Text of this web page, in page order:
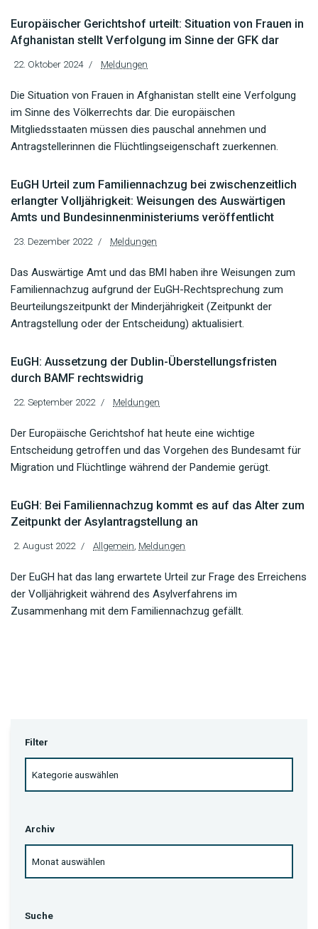
Europäischer Gerichtshof urteilt: Situation von Frauen in
Afghanistan stellt Verfolgung im Sinne der GFK dar
22. Oktober 2024 Meldungen
Die Situation von Frauen in Afghanistan stellt eine Verfolgung
im Sinne des Völkerrechts dar. Die europäischen
Mitgliedsstaaten müssen dies pauschal annehmen und
Antragstellerinnen die Flüchtlingseigenschaft zuerkennen.
EuGH Urteil zum Familiennachzug bei zwischenzeitlich
erlangter Volljährigkeit: Weisungen des Auswärtigen
Amts und Bundesinnenministeriums veröffentlicht
23. Dezember 2022 Meldungen
Das Auswärtige Amt und das BMI haben ihre Weisungen zum
Familiennachzug aufgrund der EuGH-Rechtsprechung zum
Beurteilungszeitpunkt der Minderjährigkeit (Zeitpunkt der
Antragstellung oder der Entscheidung) aktualisiert.
EuGH: Aussetzung der Dublin-Überstellungsfristen
durch BAMF rechtswidrig
22. September 2022 Meldungen
Der Europäische Gerichtshof hat heute eine wichtige
Entscheidung getroffen und das Vorgehen des Bundesamt für
Migration und Flüchtlinge während der Pandemie gerügt.
EuGH: Bei Familiennachzug kommt es auf das Alter zum
Zeitpunkt der Asylantragstellung an
2. August 2022 Allgemein Meldungen
Der EuGH hat das lang erwartete Urteil zur Frage des Erreichens
der Volljährigkeit während des Asylverfahrens im
Zusammenhang mit dem Familiennachzug gefällt.
Filter
Archiv
Suche